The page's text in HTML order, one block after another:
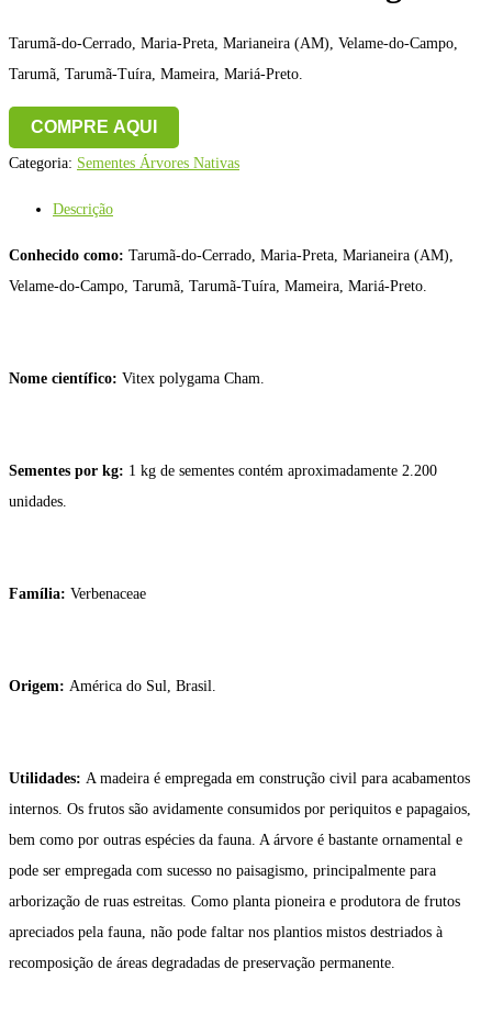
Tarumã-do-Cerrado, Maria-Preta, Marianeira (AM), Velame-do-Campo,
Tarumã, Tarumã-Tuíra, Mameira, Mariá-Preto.
COMPRE AQUI
Categoria: Sementes Árvores Nativas
Descrição
Conhecido como: Tarumã-do-Cerrado, Maria-Preta, Marianeira (AM),
Velame-do-Campo, Tarumã, Tarumã-Tuíra, Mameira, Mariá-Preto.
Nome científico: Vitex polygama Cham.
Sementes por kg: 1 kg de sementes contém aproximadamente 2.200
unidades.
Família: Verbenaceae
Origem: América do Sul, Brasil.
Utilidades: A madeira é empregada em construção civil para acabamentos
internos. Os frutos são avidamente consumidos por periquitos e papagaios,
bem como por outras espécies da fauna. A árvore é bastante ornamental e
pode ser empregada com sucesso no paisagismo, principalmente para
arborização de ruas estreitas. Como planta pioneira e produtora de frutos
apreciados pela fauna, não pode faltar nos plantios mistos destriados à
recomposição de áreas degradadas de preservação permanente.